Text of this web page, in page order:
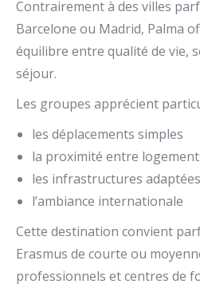
Contrairement à des villes
Barcelone ou Madrid, Palma
équilibre entre qualité de vie,
séjour.
Les groupes apprécient
les déplacements simples
la proximité entre
les infrastructures
l’ambiance internationale
Cette destination convient
Erasmus de courte ou
professionnels et centres de